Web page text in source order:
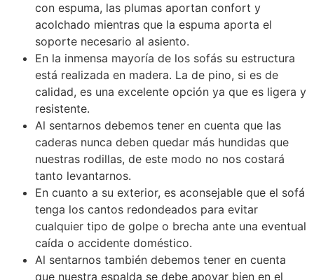
con espuma, las plumas aportan confort y
acolchado mientras que la espuma aporta el
soporte necesario al asiento.
En la inmensa mayoría de los sofás su estructura
está realizada en madera. La de pino, si es de
calidad, es una excelente opción ya que es ligera y
resistente.
Al sentarnos debemos tener en cuenta que las
caderas nunca deben quedar más hundidas que
nuestras rodillas, de este modo no nos costará
tanto levantarnos.
En cuanto a su exterior, es aconsejable que el sofá
tenga los cantos redondeados para evitar
cualquier tipo de golpe o brecha ante una eventual
caída o accidente doméstico.
Al sentarnos también debemos tener en cuenta
que nuestra espalda se debe apoyar bien en el